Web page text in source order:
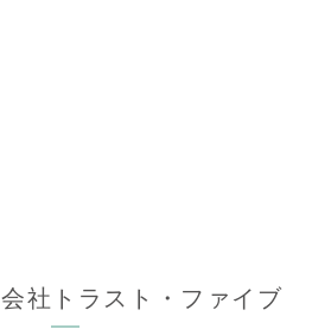
社トラスト・ファイブ